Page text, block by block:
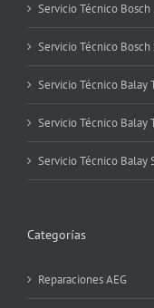
Servicio Técnico
Servicio Técnico
Servicio Técnico Balay
Servicio Técnico Balay
Servicio Técnico Balay
Categorías
Reparaciones AEG